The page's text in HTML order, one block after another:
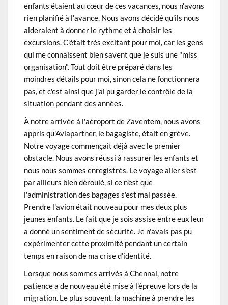
enfants étaient au cœur de ces vacances, nous n'avons
rien planifié à l'avance. Nous avons décidé qu'ils nous
aideraient à donner le rythme et à choisir les
excursions. C'était très excitant pour moi, car les gens
qui me connaissent bien savent que je suis une "miss
organisation". Tout doit être préparé dans les
moindres détails pour moi, sinon cela ne fonctionnera
pas, et c'est ainsi que j'ai pu garder le contrôle de la
situation pendant des années.
À notre arrivée à l'aéroport de Zaventem, nous avons
appris qu'Aviapartner, le bagagiste, était en grève.
Notre voyage commençait déjà avec le premier
obstacle. Nous avons réussi à rassurer les enfants et
nous nous sommes enregistrés. Le voyage aller s'est
par ailleurs bien déroulé, si ce n'est que
l'administration des bagages s'est mal passée.
Prendre l'avion était nouveau pour mes deux plus
jeunes enfants. Le fait que je sois assise entre eux leur
a donné un sentiment de sécurité. Je n'avais pas pu
expérimenter cette proximité pendant un certain
temps en raison de ma crise d'identité.
Lorsque nous sommes arrivés à Chennai, notre
patience a de nouveau été mise à l'épreuve lors de la
migration. Le plus souvent, la machine à prendre les